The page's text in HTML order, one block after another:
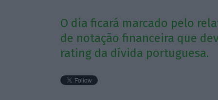
O dia ficará marcado pelo
de notação financeira que
rating da dívida portuguesa.